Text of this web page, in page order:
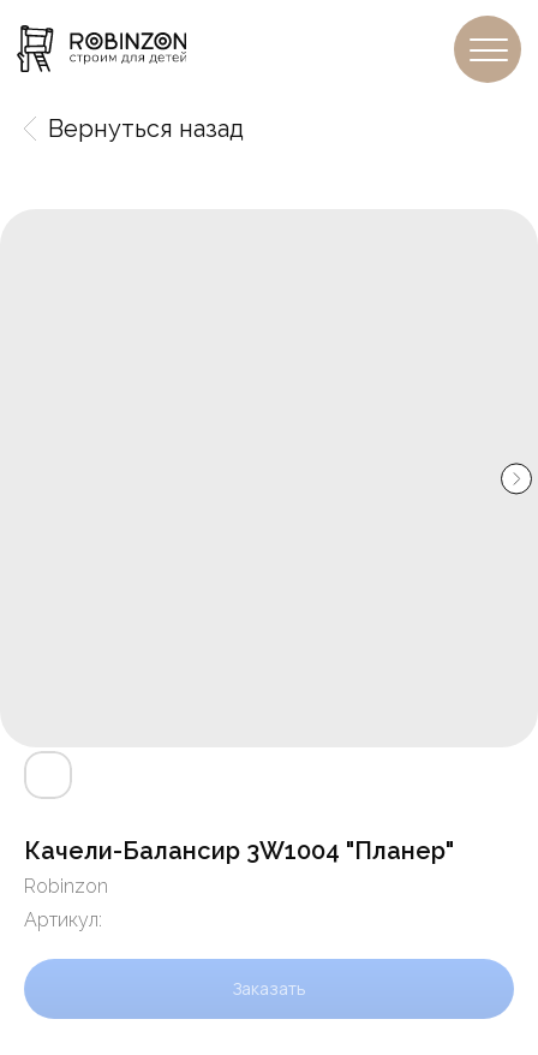
Вернуться назад
Качели-Балансир 3W1004 "Планер"
Robinzon
Артикул:
Заказать